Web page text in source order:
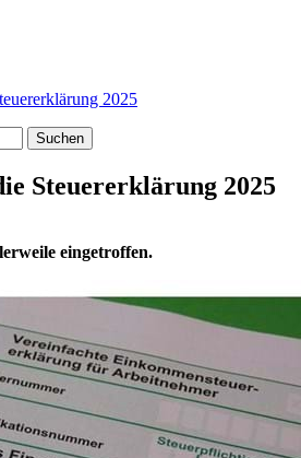
2025
Suchen
Steuererklärung 2025
eingetroffen.